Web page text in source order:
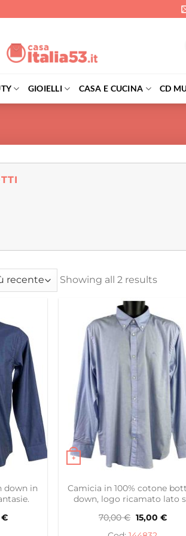
GIOIELLI CASA E CUCINA CD
Showing all 2 results
varianti. Le opzioni possono essere
down in
€Il
+
Questo prodotto ha più
Camicia in 100% cotone
down, logo ricamato lato
70,00€ Il
prezzo
originale
15,00 €Il